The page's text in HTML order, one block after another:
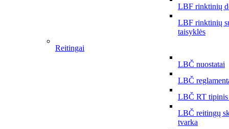
LBF rinktinių
LBF rinktinių
taisyklės
Reitingai
LBČ nuostatai
LBČ
LBČ RT tipinis
LBČ reitingų
tvarka